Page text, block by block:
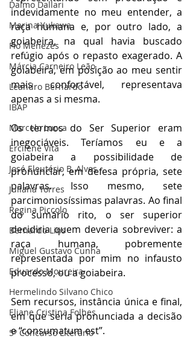
Dalmo Dallari
Marina Yukawa
Flo Menezes
Márcia Carneiro Leão
Leandro Bernardo
IBAP
Marcelo Lucca
Ercilene Vita
José Eleutério B. Alves
Juliana Torres
Regina Piccolo
Bernardo Lins
Miguel Gustavo Cunha
Eduardo Moureira
Hermelindo Silvano Chico
Eliane Cristina Folhes
5º Concurso Literário
indevidamente no meu entender, a
raça humana e, por outro lado, a
goiabeira, na qual havia buscado
refúgio após o repasto exagerado. A
goiabeira, em posição ao meu sentir
mais confortável, representava
apenas a si mesma.
Os termos do Ser Superior eram
inegociáveis. Teríamos eu e a
goiabeira a possibilidade de
pronunciar, em defesa própria, sete
palavras. Isso mesmo, sete
parcimoniosíssimas palavras. Ao final
do sumário rito, o ser superior
decidiria quem deveria sobreviver: a
raça humana, pobremente
representada por mim no infausto
processo, ou a goiabeira.
Sem recursos, instância única e final,
em que seria pronunciada a decisão
e “consumatum est”.